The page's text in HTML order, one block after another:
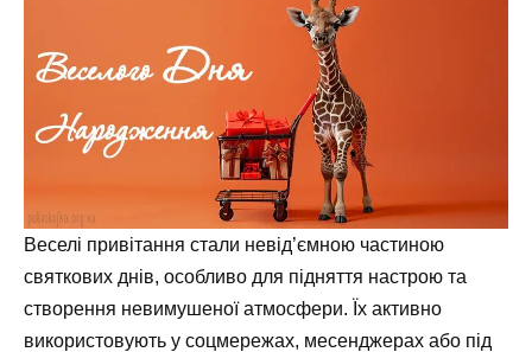
Веселі привітання стали невід’ємною частиною
святкових днів, особливо для підняття настрою та
створення невимушеної атмосфери. Їх активно
використовують у соцмережах, месенджерах або під